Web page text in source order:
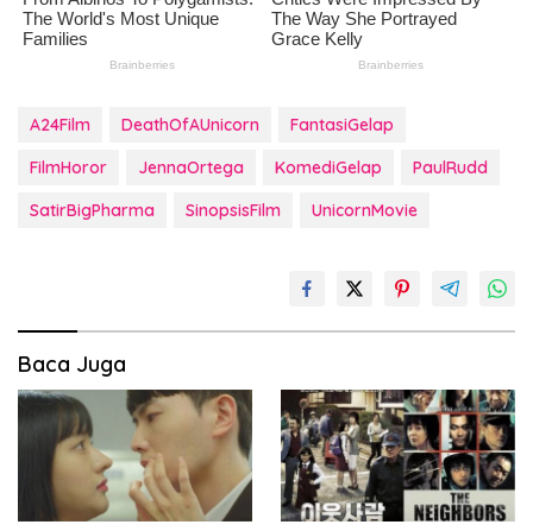
A24Film DeathOfAUnicorn
FantasiGelap
FilmHoror
JennaOrtega KomediGelap
PaulRudd
SatirBigPharma
SinopsisFilm UnicornMovie
Baca Juga